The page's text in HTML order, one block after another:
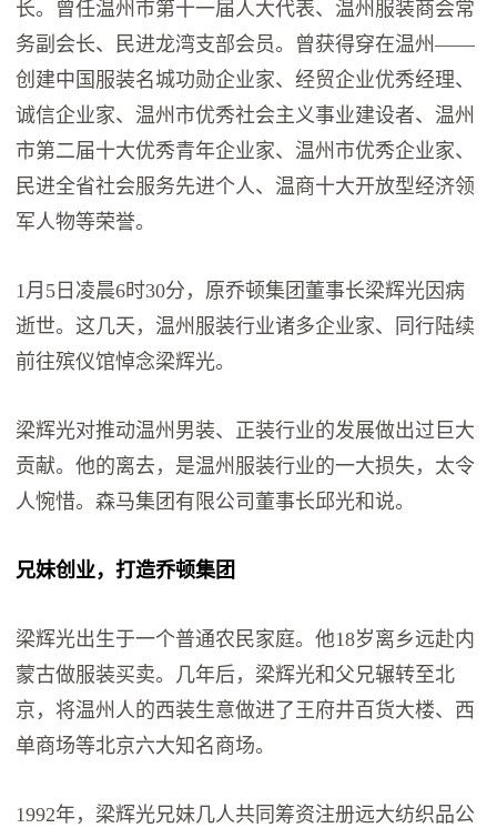
长。曾任温州市第十一届人大代表、温州服装商会常
务副会长、民进龙湾支部会员。曾获得穿在温州——
创建中国服装名城功勋企业家、经贸企业优秀经理、
诚信企业家、温州市优秀社会主义事业建设者、温州
市第二届十大优秀青年企业家、温州市优秀企业家、
民进全省社会服务先进个人、温商十大开放型经济领
军人物等荣誉。
1月5日凌晨6时30分，原乔顿集团董事长梁辉光因病
逝世。这几天，温州服装行业诸多企业家、同行陆续
前往殡仪馆悼念梁辉光。
梁辉光对推动温州男装、正装行业的发展做出过巨大
贡献。他的离去，是温州服装行业的一大损失，太令
人惋惜。森马集团有限公司董事长邱光和说。
兄妹创业，打造乔顿集团
梁辉光出生于一个普通农民家庭。他18岁离乡远赴内
蒙古做服装买卖。几年后，梁辉光和父兄辗转至北
京，将温州人的西装生意做进了王府井百货大楼、西
单商场等北京六大知名商场。
1992年，梁辉光兄妹几人共同筹资注册远大纺织品公